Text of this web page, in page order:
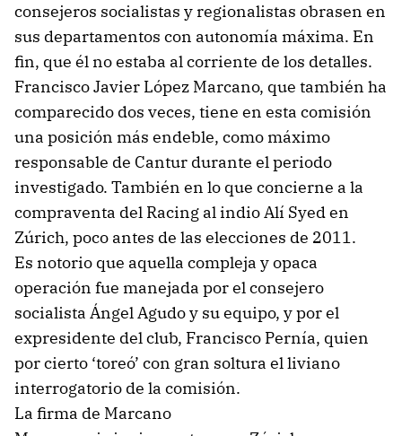
consejeros socialistas y regionalistas obrasen en
sus departamentos con autonomía máxima. En
fin, que él no estaba al corriente de los detalles.
Francisco Javier López Marcano, que también ha
comparecido dos veces, tiene en esta comisión
una posición más endeble, como máximo
responsable de Cantur durante el periodo
investigado. También en lo que concierne a la
compraventa del Racing al indio Alí Syed en
Zúrich, poco antes de las elecciones de 2011.
Es notorio que aquella compleja y opaca
operación fue manejada por el consejero
socialista Ángel Agudo y su equipo, y por el
expresidente del club, Francisco Pernía, quien
por cierto ‘toreó’ con gran soltura el liviano
interrogatorio de la comisión.
La firma de Marcano